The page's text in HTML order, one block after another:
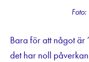
Bara för att något är
det har noll